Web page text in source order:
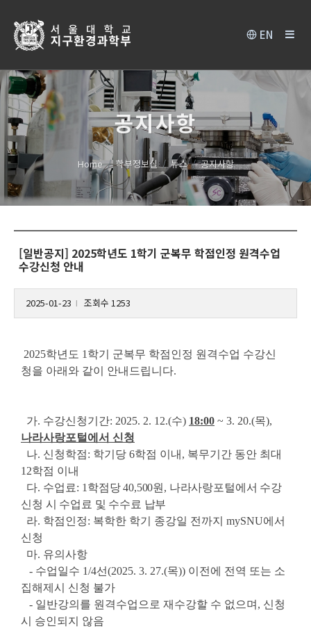
EN
공지사항
Home 학부정보실 뉴스 공지사항
[일반공지] 2025학년도 1학기 군복무 학점인정 원격수업
수강신청 안내
2025-01-23 조회수 1253
2025학년도 1학기 군복무 학점인정 원격수업 수강신
청을 아래와 같이 안내드립니다.
가. 수강신청기간: 2025. 2. 12.(수) 18:00 ~ 3. 20.(목),
나라사랑포털에서 신청
나. 신청학점: 학기당 6학점 이내, 복무기간 동안 최대
12학점 이내
다. 수업료: 1학점당 40,500원, 나라사랑포털에서 수강
신청 시 수업료 및 수수료 납부
라. 학점인정: 복학한 학기 종강일 전까지 mySNU에서
신청
마. 유의사항
- 수업일수 1/4선(2025. 3. 27.(목)) 이전에 전역 또는 소
집해제시 신청 불가
- 일반강의를 원격수업으로 재수강할 수 없으며, 신청
시 승인되지 않음